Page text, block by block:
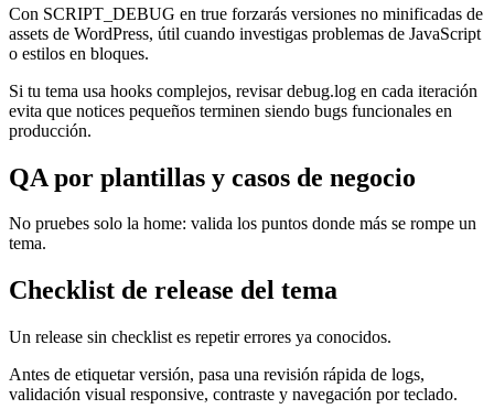
Con SCRIPT_DEBUG en true forzarás versiones no minificadas de
assets de WordPress, útil cuando investigas problemas de JavaScript
o estilos en bloques.
Si tu tema usa hooks complejos, revisar debug.log en cada iteración
evita que notices pequeños terminen siendo bugs funcionales en
producción.
QA por plantillas y casos de negocio
No pruebes solo la home: valida los puntos donde más se rompe un
tema.
Checklist de release del tema
Un release sin checklist es repetir errores ya conocidos.
Antes de etiquetar versión, pasa una revisión rápida de logs,
validación visual responsive, contraste y navegación por teclado.